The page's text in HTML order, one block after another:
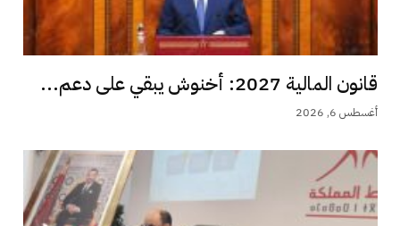
قانون المالية 2027: أخنوش يبقي على دعم...
أغسطس 6, 2026